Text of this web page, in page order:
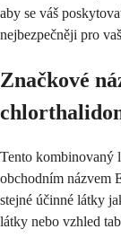
aby se váš
nejbezpečněji pro
Značkové
Tento kombinovaný
obchodním názvem
stejné účinné látky
látky nebo vzhled